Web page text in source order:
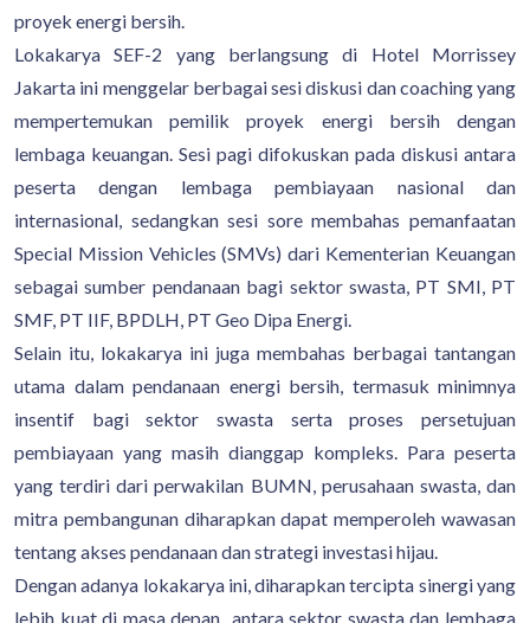
proyek energi bersih.
Lokakarya SEF-2 yang berlangsung di Hotel Morrissey
Jakarta ini menggelar berbagai sesi diskusi dan coaching yang
mempertemukan pemilik proyek energi bersih dengan
lembaga keuangan. Sesi pagi difokuskan pada diskusi antara
peserta dengan lembaga pembiayaan nasional dan
internasional, sedangkan sesi sore membahas pemanfaatan
Special Mission Vehicles (SMVs) dari Kementerian Keuangan
sebagai sumber pendanaan bagi sektor swasta, PT SMI, PT
SMF, PT IIF, BPDLH, PT Geo Dipa Energi.
Selain itu, lokakarya ini juga membahas berbagai tantangan
utama dalam pendanaan energi bersih, termasuk minimnya
insentif bagi sektor swasta serta proses persetujuan
pembiayaan yang masih dianggap kompleks. Para peserta
yang terdiri dari perwakilan BUMN, perusahaan swasta, dan
mitra pembangunan diharapkan dapat memperoleh wawasan
tentang akses pendanaan dan strategi investasi hijau.
Dengan adanya lokakarya ini, diharapkan tercipta sinergi yang
lebih kuat di masa depan antara sektor swasta dan lembaga